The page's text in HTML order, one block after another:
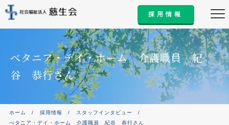
採用情報
べタニア・デイ・ホーム 介護職員 紀
谷 恭行さん
ホーム / 採用情報 / スタッフインタビュー
/
べタニア・デイ・ホーム 介護職員 紀谷 恭行さん